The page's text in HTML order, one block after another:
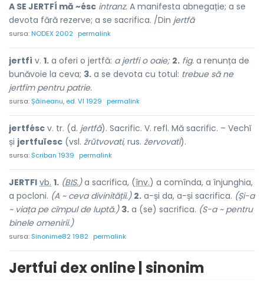
A SE JERTFÍ mă ~ésc intranz. A manifesta abnegație; a se
devota fără rezerve; a se sacrifica. /Din jertfă
sursa:NODEX 2002 permalink
jertfì v. 1. a oferi o jertfă: a jertfi o oaie; 2. fig. a renunța de
bunăvoie la ceva; 3. a se devota cu totul: trebue să ne
jertfim pentru patrie.
sursa:Șăineanu, ed. VI 1929 permalink
jertfésc v. tr. (d. jertfă). Sacrific. V. refl. Mă sacrific. – Vechĭ
și jertfuĭesc (vsl. žrŭtvovati, rus. žervovatĭ).
sursa: Scriban 1939 permalink
JERTFI vb. 1. (BIS.)a sacrifica, (înv.) a comînda, a înjunghia,
a pocloni. (A ~ ceva divinității.) 2. a-și da, a-și sacrifica. (Și-a
~ viața pe cîmpul de luptă.) 3. a (se) sacrifica. (S-a ~ pentru
binele omenirii.)
sursa: Sinonime82 1982 permalink
Jertfui dex online | sinonim